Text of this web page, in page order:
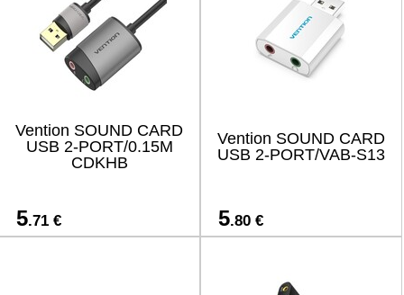
Vention SOUND CARD
USB 2-PORT/0.15M
CDKHB
5.71 €
Vention SOUND CARD
USB 2-PORT/VAB-S13
5.80 €